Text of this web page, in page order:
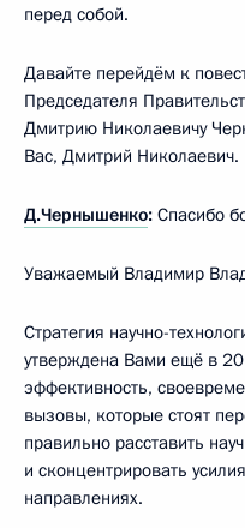
перед собой.
Давайте перейдём к
Председателя
Дмитрию Николаевичу
Вас, Дмитрий Николаевич.
Д.Чернышенко: Спасибо
Уважаемый Владимир
Стратегия научно-
утверждена Вами ещё в
эффективность,
вызовы, которые стоят
правильно расставить
и сконцентрировать
направлениях.